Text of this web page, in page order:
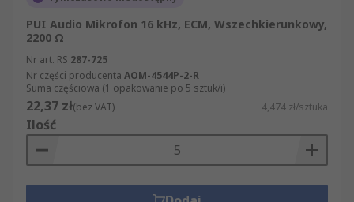
PUI Audio Mikrofon 16 kHz, ECM, Wszechkierunkowy,
2200 Ω
Nr art. RS 287-725
Nr części producenta AOM-4544P-2-R
Suma częściowa (1 opakowanie po 5 sztuk/i)
22,37 zł(bez VAT) 4,474 zł/sztuka
Ilość